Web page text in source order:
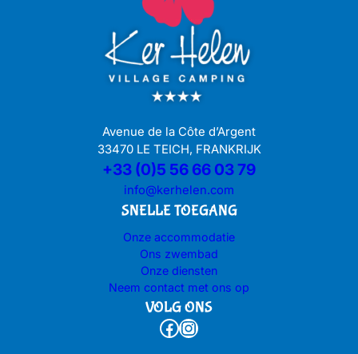
Avenue de la Côte d’Argent
33470 LE TEICH, FRANKRIJK
+33 (0)5 56 66 03 79
info@kerhelen.com
SNELLE TOEGANG
Onze accommodatie
Ons zwembad
Onze diensten
Neem contact met ons op
VOLG ONS
Facebook Instagram